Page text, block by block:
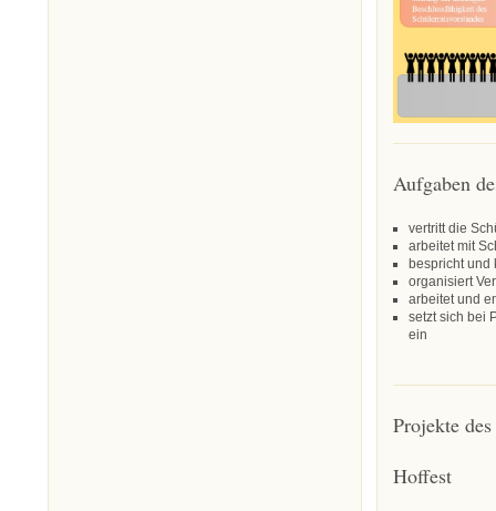
Aufgaben
vertritt die
arbeitet mit
bespricht und
organisiert
arbeitet und
setzt sich bei
ein
Projekte
Hoffest